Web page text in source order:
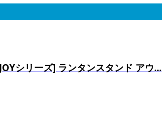
シリーズ] ランタンスタンド アウ...